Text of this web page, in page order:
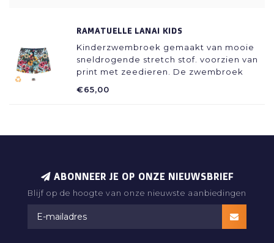
RAMATUELLE LANAI KIDS
Kinderzwembroek gemaakt van mooie
sneldrogende stretch stof. voorzien van
print met zeedieren. De zwembroek
elastiek als koord in de taille voor groot
€65,00
ABONNEER JE OP ONZE NIEUWSBRIEF
Blijf op de hoogte van onze nieuwste aanbiedingen